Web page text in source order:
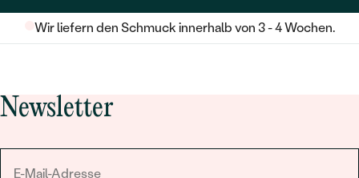
Wir liefern den Schmuck innerhalb von 3 - 4 Wochen.
Newsletter